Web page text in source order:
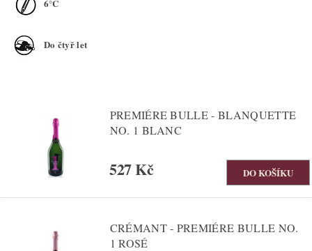
6°C
Do čtyř let
PREMIÉRE BULLE - BLANQUETTE
NO. 1 BLANC
527 Kč
CRÉMANT - PREMIÉRE BULLE NO.
1 ROSÉ